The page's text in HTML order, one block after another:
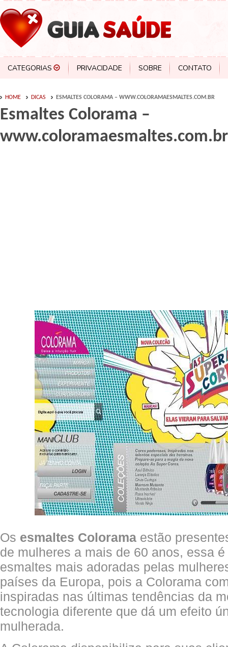
CATEGORIAS PRIVACIDADE SOBRE CONTATO
HOME DICAS ESMALTES COLORAMA – WWW.COLORAMAESMALTES.COM.BR
Esmaltes Colorama –
www.coloramaesmaltes.com.br
Os esmaltes Colorama estão
de mulheres a mais de 60 anos, essa
esmaltes mais adoradas pelas
países da Europa, pois a Colorama
inspiradas nas últimas tendências da
tecnologia diferente que dá um efeito
mulherada.